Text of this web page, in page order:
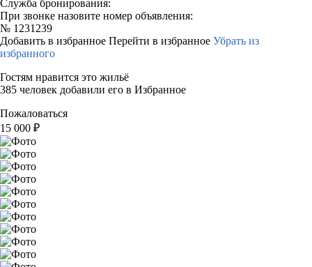
Служба бронирования:
При звонке назовите номер объявления:
№ 1231239
Добавить в избранное Перейти в избранное Убрать из
избранного
Гостям нравится это жильё
385 человек добавили его в Избранное
Пожаловаться
15 000 ₽